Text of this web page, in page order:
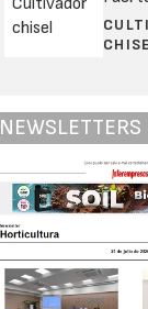
NEWSLETTERS